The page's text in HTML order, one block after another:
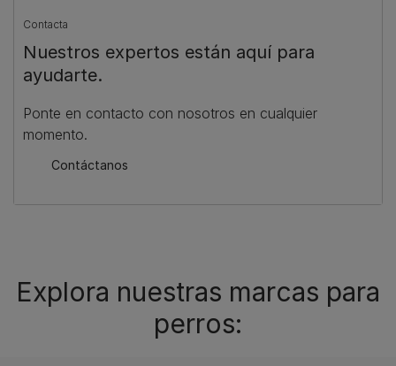
Contacta
Nuestros expertos están aquí para
ayudarte.
Ponte en contacto con nosotros en cualquier
momento.
Contáctanos
Explora nuestras marcas para
perros: